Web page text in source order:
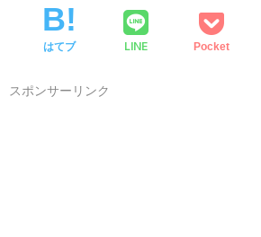
はてブ LINE Pocket
スポンサーリンク